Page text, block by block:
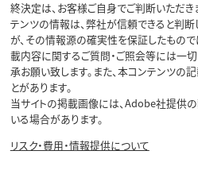
終決定は、お客様ご自身でご判断いただき
テンツの情報は、弊社が信頼できると判
が、その情報源の確実性を保証したもの
載内容に関するご質問・ご照会等には一
承お願い致します。また、本コンテンツの
とがあります。
当サイトの掲載画像には、Adobe社提供
いる場合があります。
リスク・費用・情報提供について